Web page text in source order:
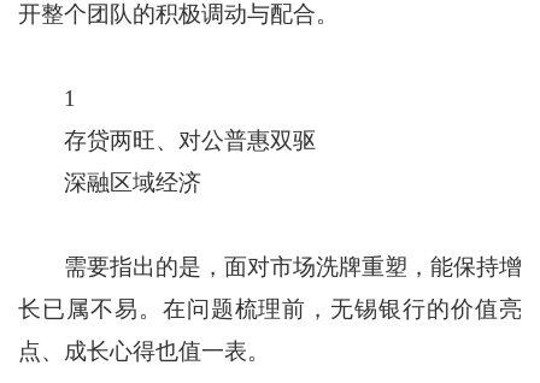
开整个团队的积极调动与配合。
1
存贷两旺、对公普惠双驱
深融区域经济
需要指出的是，面对市场洗牌重塑，能保持增
长已属不易。在问题梳理前，无锡银行的价值亮
点、成长心得也值一表。